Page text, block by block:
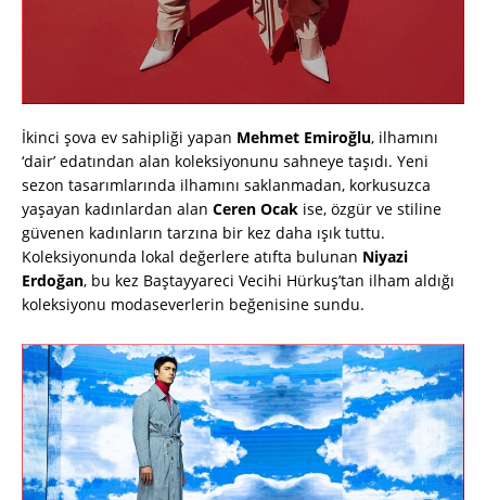
İkinci şova ev sahipliği yapan Mehmet Emiroğlu, ilhamını
‘dair’ edatından alan koleksiyonunu sahneye taşıdı. Yeni
sezon tasarımlarında ilhamını saklanmadan, korkusuzca
yaşayan kadınlardan alan Ceren Ocak ise, özgür ve stiline
güvenen kadınların tarzına bir kez daha ışık tuttu.
Koleksiyonunda lokal değerlere atıfta bulunan Niyazi
Erdoğan, bu kez Baştayyareci Vecihi Hürkuş’tan ilham aldığı
koleksiyonu modaseverlerin beğenisine sundu.